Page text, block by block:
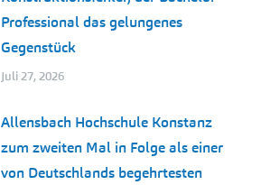
Professional das gelungenes
Gegenstück
Juli 27, 2026
Allensbach Hochschule Konstanz
zum zweiten Mal in Folge als einer
von Deutschlands begehrtesten